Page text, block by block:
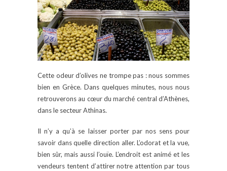
Cette odeur d’olives ne trompe pas : nous sommes
bien en Grèce. Dans quelques minutes, nous nous
retrouverons au cœur du marché central d’Athènes,
dans le secteur Athinas.
Il n’y a qu’à se laisser porter par nos sens pour
savoir dans quelle direction aller. L’odorat et la vue,
bien sûr, mais aussi l’ouïe. L’endroit est animé et les
vendeurs tentent d’attirer notre attention par tous